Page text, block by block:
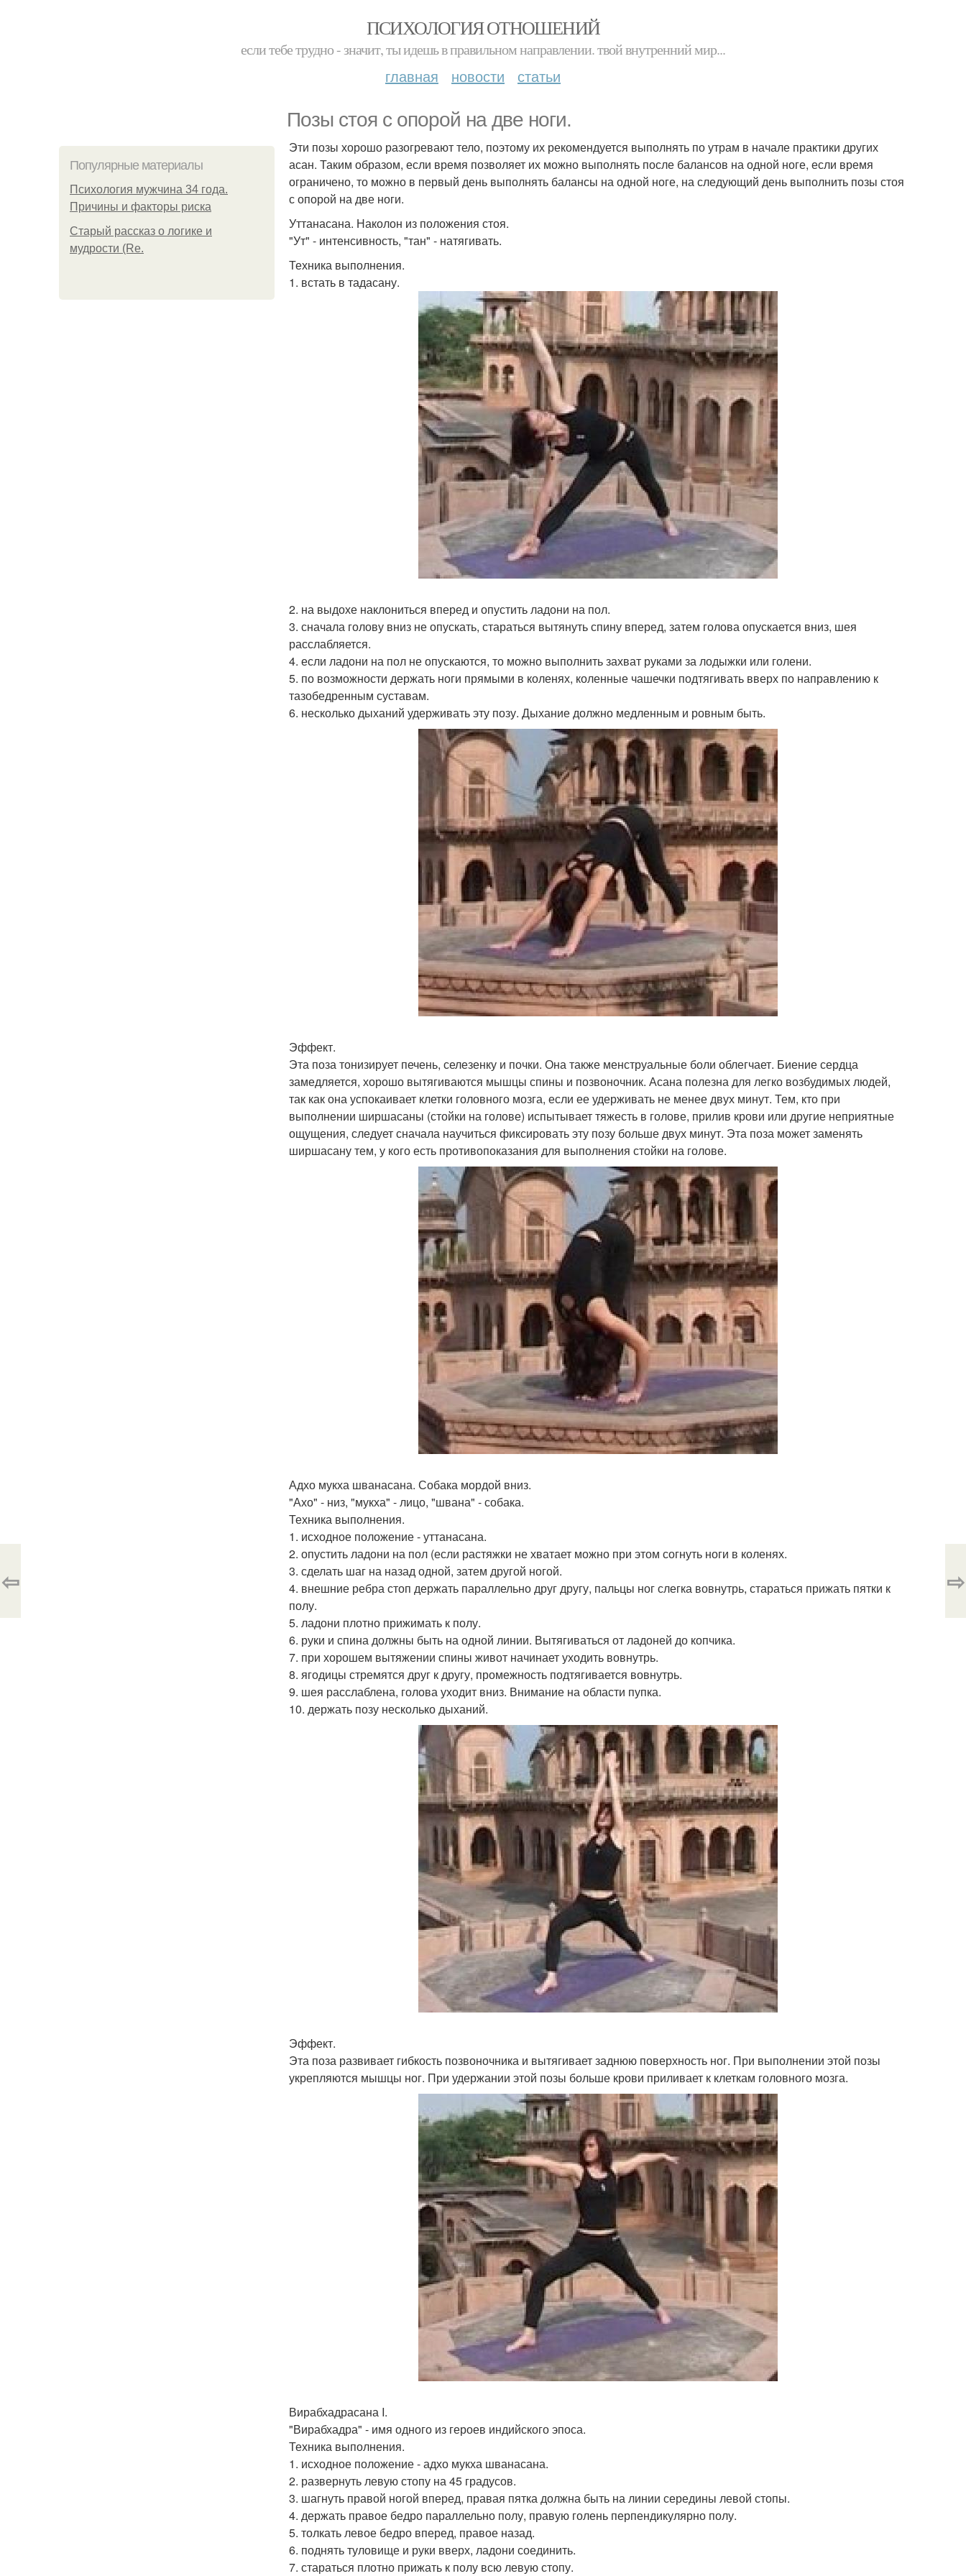
ПСИХОЛОГИЯ ОТНОШЕНИЙ
если тебе трудно - значит, ты идешь в правильном направлении. твой внутренний мир...
главная новости статьи
Позы стоя с опорой на две ноги.
Популярные материалы
Психология мужчина 34 года.
Причины и факторы риска
Старый рассказ о логике и
мудрости (Re.
Эти позы хорошо разогревают тело, поэтому их рекомендуется выполнять по утрам в начале практики других
асан. Таким образом, если время позволяет их можно выполнять после балансов на одной ноге, если время
ограничено, то можно в первый день выполнять балансы на одной ноге, на следующий день выполнить позы стоя
с опорой на две ноги.
Уттанасана. Наколон из положения стоя.
"Ут" - интенсивность, "тан" - натягивать.
Техника выполнения.
1. встать в тадасану.
2. на выдохе наклониться вперед и опустить ладони на пол.
3. сначала голову вниз не опускать, стараться вытянуть спину вперед, затем голова опускается вниз, шея
расслабляется.
4. если ладони на пол не опускаются, то можно выполнить захват руками за лодыжки или голени.
5. по возможности держать ноги прямыми в коленях, коленные чашечки подтягивать вверх по направлению к
тазобедренным суставам.
6. несколько дыханий удерживать эту позу. Дыхание должно медленным и ровным быть.
Эффект.
Эта поза тонизирует печень, селезенку и почки. Она также менструальные боли облегчает. Биение сердца
замедляется, хорошо вытягиваются мышцы спины и позвоночник. Асана полезна для легко возбудимых людей,
так как она успокаивает клетки головного мозга, если ее удерживать не менее двух минут. Тем, кто при
выполнении ширшасаны (стойки на голове) испытывает тяжесть в голове, прилив крови или другие неприятные
ощущения, следует сначала научиться фиксировать эту позу больше двух минут. Эта поза может заменять
ширшасану тем, у кого есть противопоказания для выполнения стойки на голове.
Адхо мукха шванасана. Собака мордой вниз.
"Ахо" - низ, "мукха" - лицо, "швана" - собака.
Техника выполнения.
1. исходное положение - уттанасана.
2. опустить ладони на пол (если растяжки не хватает можно при этом согнуть ноги в коленях.
3. сделать шаг на назад одной, затем другой ногой.
4. внешние ребра стоп держать параллельно друг другу, пальцы ног слегка вовнутрь, стараться прижать пятки к
полу.
5. ладони плотно прижимать к полу.
6. руки и спина должны быть на одной линии. Вытягиваться от ладоней до копчика.
7. при хорошем вытяжении спины живот начинает уходить вовнутрь.
8. ягодицы стремятся друг к другу, промежность подтягивается вовнутрь.
9. шея расслаблена, голова уходит вниз. Внимание на области пупка.
10. держать позу несколько дыханий.
Эффект.
Эта поза развивает гибкость позвоночника и вытягивает заднюю поверхность ног. При выполнении этой позы
укрепляются мышцы ног. При удержании этой позы больше крови приливает к клеткам головного мозга.
Вирабхадрасана I.
"Вирабхадра" - имя одного из героев индийского эпоса.
Техника выполнения.
1. исходное положение - адхо мукха шванасана.
2. развернуть левую стопу на 45 градусов.
3. шагнуть правой ногой вперед, правая пятка должна быть на линии середины левой стопы.
4. держать правое бедро параллельно полу, правую голень перпендикулярно полу.
5. толкать левое бедро вперед, правое назад.
6. поднять туловище и руки вверх, ладони соединить.
7. стараться плотно прижать к полу всю левую стопу.
⇦ ⇨